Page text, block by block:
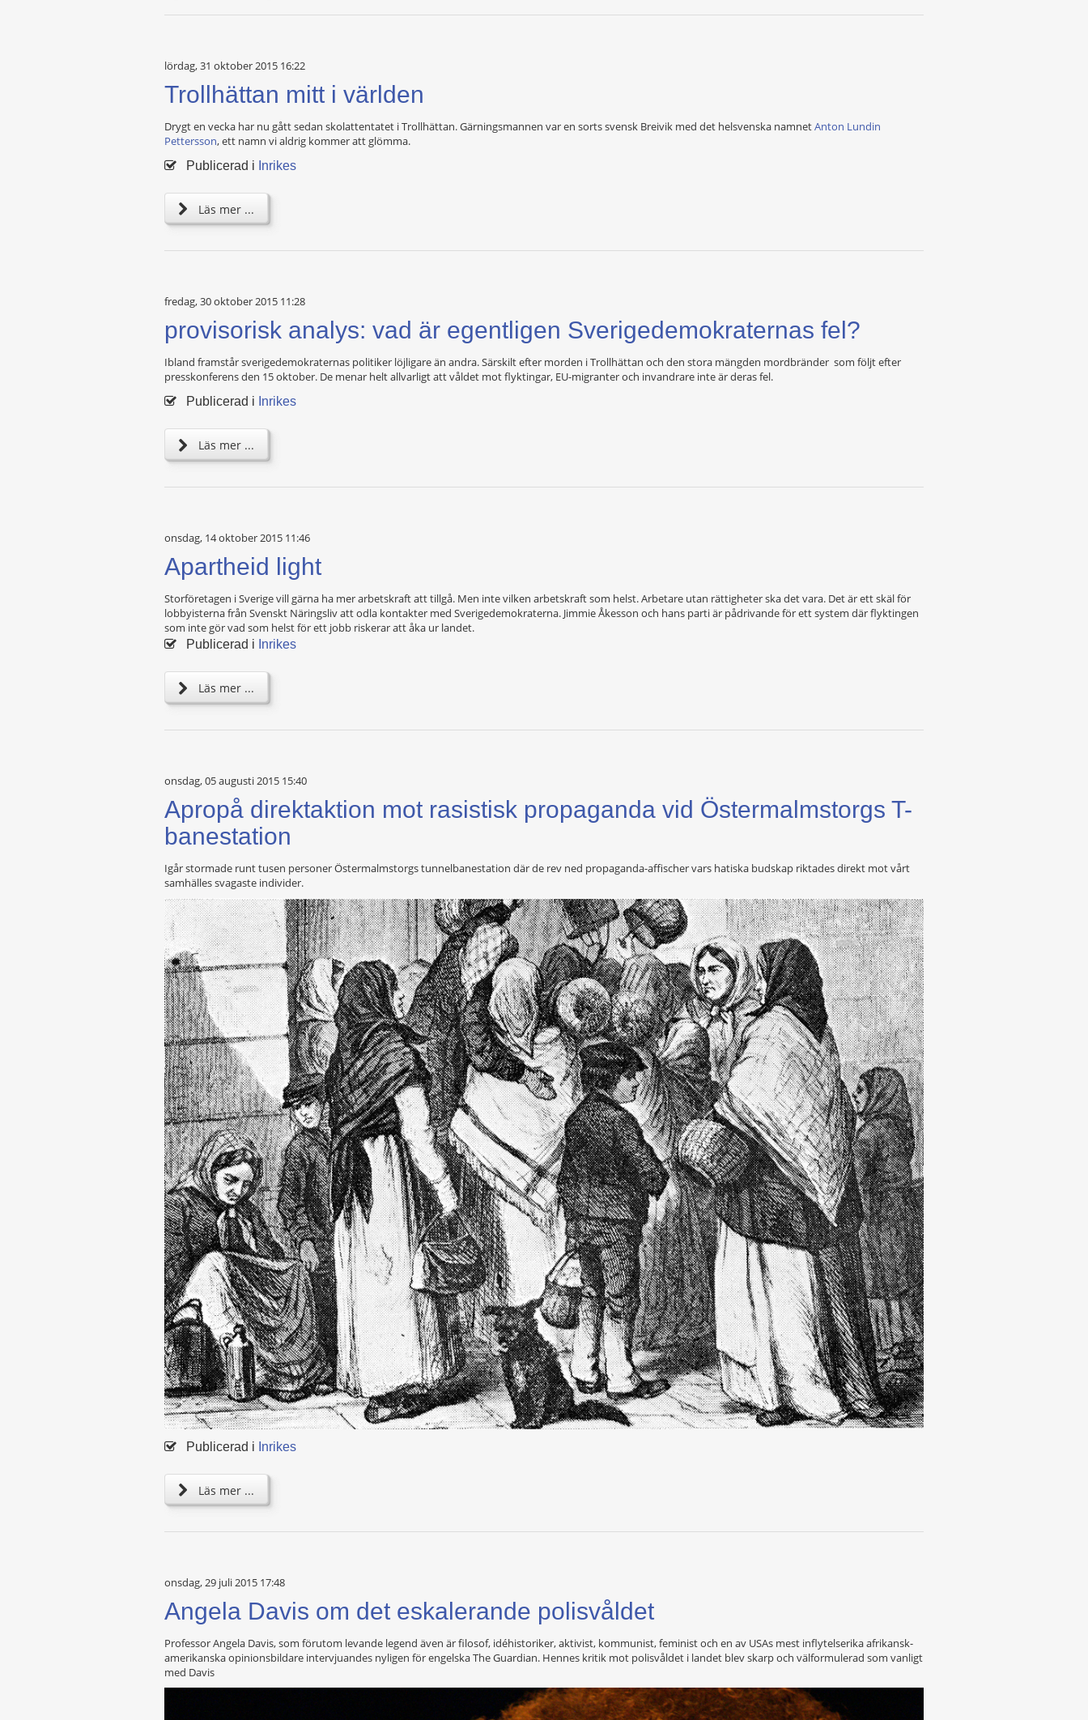
lördag, 31 oktober 2015 16:22
Trollhättan mitt i världen
Drygt en vecka har nu gått sedan skolattentatet i Trollhättan. Gärningsmannen var en sorts svensk Breivik med det helsvenska namnetAnton Lundin
Pettersson, ett namn vi aldrig kommer att glömma.
Publicerad i Inrikes
Läs mer ...
fredag, 30 oktober 2015 11:28
provisorisk analys: vad är egentligen Sverigedemokraternas fel?
Ibland framstår sverigedemokraternas politiker löjligare än andra. Särskilt efter morden i Trollhättan och den stora mängden mordbränder som följt efter
presskonferens den 15 oktober. De menar helt allvarligt att våldet mot flyktingar, EU-migranter och invandrare inte är deras fel.
Publicerad i Inrikes
Läs mer ...
onsdag, 14 oktober 2015 11:46
Apartheid light
Storföretagen i Sverige vill gärna ha mer arbetskraft att tillgå. Men inte vilken arbetskraft som helst. Arbetare utan rättigheter ska det vara. Det är ett skäl för
lobbyisterna från Svenskt Näringsliv att odla kontakter med Sverigedemokraterna. Jimmie Åkesson och hans parti är pådrivande för ett system där flyktingen
som inte gör vad som helst för ett jobb riskerar att åka ur landet.
Publicerad i Inrikes
Läs mer ...
onsdag, 05 augusti 2015 15:40
Apropå direktaktion mot rasistisk propaganda vid Östermalmstorgs T-
banestation
Igår stormade runt tusen personer Östermalmstorgs tunnelbanestation där de rev ned propaganda-affischer vars hatiska budskap riktades direkt mot vårt
samhälles svagaste individer.
Publicerad i Inrikes
Läs mer ...
onsdag, 29 juli 2015 17:48
Angela Davis om det eskalerande polisvåldet
Professor Angela Davis, som förutom levande legend även är filosof, idéhistoriker, aktivist, kommunist, feminist och en av USAs mest inflytelserika afrikansk-
amerikanska opinionsbildare intervjuandes nyligen för engelska The Guardian. Hennes kritik mot polisvåldet i landet blev skarp och välformulerad som vanligt
med Davis